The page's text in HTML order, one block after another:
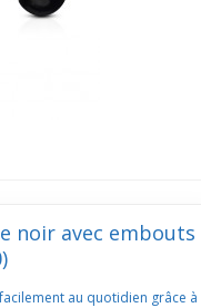
noir avec embouts
au quotidien grâce à